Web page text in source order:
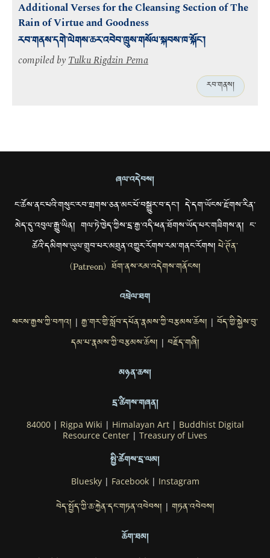
Additional Verses for the Cleansing Section of The
Rain of Virtue and Goodness
རབ་གནས་དགེ་ལེགས་ཆར་འབེབ་ཁྲུས་གསོལ་སྐབས་ཁ་སྐོང་།
compiled byTulku Rigdzin Pema
རབ་གནས།
ཞལ་འདེབས།
ང་ཚོས་ནང་པའི་གསུང་རབ་གྲགས་ཅན་མང་པོ་བསྒྱུར་བ་དང་། དེ་དག་ཡོངས་རྫོགས་རིན་
མེད་དུ་འབུལ་རྒྱུ་ཡིན། གལ་ཏེ་ཁྱེད་ཀྱིས་དྲ་རྒྱ་འདི་ཕན་ཐོགས་ཡོད་པར་གཟིགས་ན། ང་
ཚོའི་དམིགས་ཡུལ་གྲུབ་པར་མཐུན་འགྱུར་རོགས་རམ་གནང་རོགས།པེ་ཊོན་
(Patreon) ཐོག་ནས་རམ་འདེགས་གནོངས།
འབྲེལ་ཐག
སངས་རྒྱས་ཀྱི་བཀའ། | རྒྱ་གར་གྱི་སློབ་དཔོན་རྣམས་ཀྱི་བརྩམས་ཆོས། | བོད་གྱི་སྐྱེས་བུ་
དམ་པ་རྣམས་ཀྱི་བརྩམས་ཆོས། | བརྗོད་གཞི།
མཉན་ཆས།
དྲ་ཚིགས་གཞན།
84000| Rigpa Wiki | Himalayan Art| Buddhist Digital
Resource Center | Treasury of Lives
སྤྱི་ཚོགས་དྲ་ལམ།
Bluesky| Facebook| Instagram
བེད་སྤྱོད་ཀྱི་ཆ་རྐྱེན་དང་གཏན་འབེབས། | གཏན་འབེབས།
ཆོག་ཐམ།